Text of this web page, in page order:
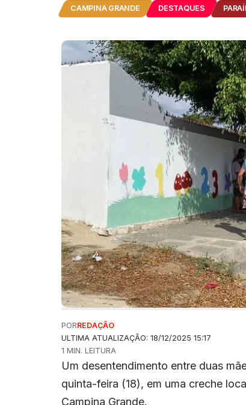
CAMPINA GRANDE DESTAQUES
ULTIMA ATUALIZAÇÃO: 18/12/2025 15:17
PORREDAÇÃO
1 MIN. LEITURA
Um desentendimento entre duas
quinta-feira (18), em uma creche
Campina Grande.